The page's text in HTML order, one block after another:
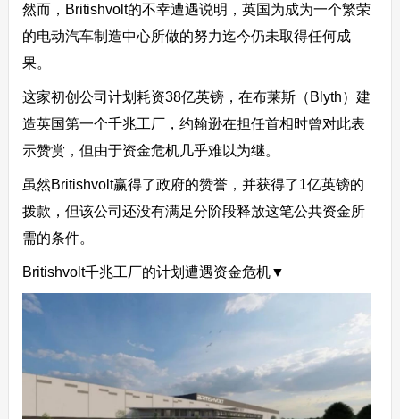
然而，Britishvolt的不幸遭遇说明，英国为成为一个繁荣
的电动汽车制造中心所做的努力迄今仍未取得任何成
果。
这家初创公司计划耗资38亿英镑，在布莱斯（Blyth）建
造英国第一个千兆工厂，约翰逊在担任首相时曾对此表
示赞赏，但由于资金危机几乎难以为继。
虽然Britishvolt赢得了政府的赞誉，并获得了1亿英镑的
拨款，但该公司还没有满足分阶段释放这笔公共资金所
需的条件。
Britishvolt千兆工厂的计划遭遇资金危机▼